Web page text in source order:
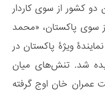
کشور از سوی کاردار
سوی پاکستان، «محمد
ویژۀ پاکستان در
شد. تنش‌های میان
عمران خان اوج گرفته